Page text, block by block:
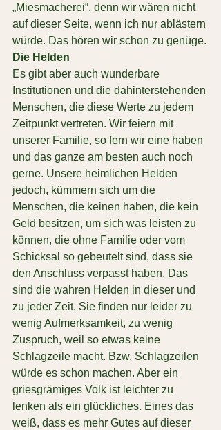
„Miesmacherei“, denn wir wären nicht
auf dieser Seite, wenn ich nur ablästern
würde. Das hören wir schon zu genüge.
Die Helden
Es gibt aber auch wunderbare
Institutionen und die dahinterstehenden
Menschen, die diese Werte zu jedem
Zeitpunkt vertreten. Wir feiern mit
unserer Familie, so fern wir eine haben
und das ganze am besten auch noch
gerne. Unsere heimlichen Helden
jedoch, kümmern sich um die
Menschen, die keinen haben, die kein
Geld besitzen, um sich was leisten zu
können, die ohne Familie oder vom
Schicksal so gebeutelt sind, dass sie
den Anschluss verpasst haben. Das
sind die wahren Helden in dieser und
zu jeder Zeit. Sie finden nur leider zu
wenig Aufmerksamkeit, zu wenig
Zuspruch, weil so etwas keine
Schlagzeile macht. Bzw. Schlagzeilen
würde es schon machen. Aber ein
griesgrämiges Volk ist leichter zu
lenken als ein glückliches. Eines das
weiß, dass es mehr Gutes auf dieser